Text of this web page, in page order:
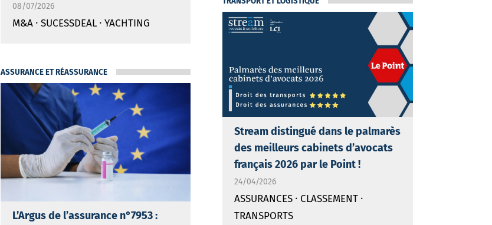
08/07/2026
M&A· SUCESSDEAL· YACHTING
ASSURANCE ET RÉASSURANCE
L’Argus de l’assurance n°7953 :
Stream distingué dans le palmarès
des meilleurs cabinets d’avocats
français 2026 par le Point !
24/04/2026
ASSURANCES · CLASSEMENT ·
TRANSPORTS